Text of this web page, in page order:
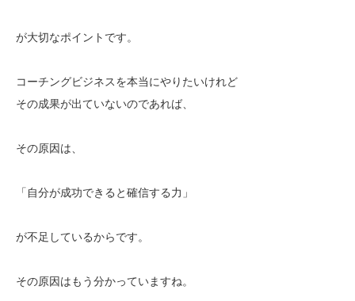
が大切なポイントです。
コーチングビジネスを本当にやりたいけれど
その成果が出ていないのであれば、
その原因は、
「自分が成功できると確信する力」
が不足しているからです。
その原因はもう分かっていますね。